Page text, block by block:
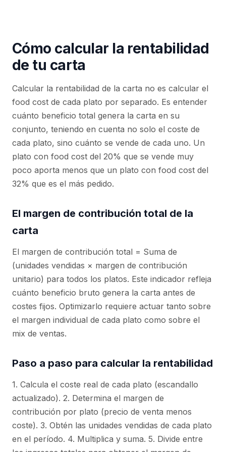
Cómo calcular la rentabilidad
de tu carta
Calcular la rentabilidad de la carta no es calcular el
food cost de cada plato por separado. Es entender
cuánto beneficio total genera la carta en su
conjunto, teniendo en cuenta no solo el coste de
cada plato, sino cuánto se vende de cada uno. Un
plato con food cost del 20% que se vende muy
poco aporta menos que un plato con food cost del
32% que es el más pedido.
El margen de contribución total de la
carta
El margen de contribución total = Suma de
(unidades vendidas × margen de contribución
unitario) para todos los platos. Este indicador refleja
cuánto beneficio bruto genera la carta antes de
costes fijos. Optimizarlo requiere actuar tanto sobre
el margen individual de cada plato como sobre el
mix de ventas.
Paso a paso para calcular la rentabilidad
1. Calcula el coste real de cada plato (escandallo
actualizado). 2. Determina el margen de
contribución por plato (precio de venta menos
coste). 3. Obtén las unidades vendidas de cada plato
en el período. 4. Multiplica y suma. 5. Divide entre